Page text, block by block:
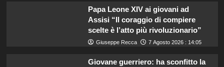
Papa Leone XIV ai giovani ad
Assisi “Il coraggio di compiere
scelte è l’atto più rivoluzionario”
Giuseppe Recca 7 Agosto 2026 : 14:05
Giovane guerriero: ha sconfitto la